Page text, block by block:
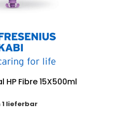
HP Fibre 15X500ml
1 lieferbar